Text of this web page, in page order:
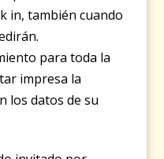
in, también cuando
para toda la
impresa la
los datos de su